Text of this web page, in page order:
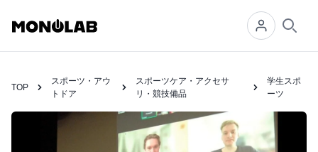
TOP
スポーツ・アウ
トドア
スポーツケア・アクセサ
リ・競技備品
学生スポ
ーツ